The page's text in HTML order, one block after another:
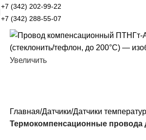
+7 (342) 202-99-22
+7 (342) 288-55-07
Увеличить
Главная Датчики Датчики
Термокомпенсационные провода